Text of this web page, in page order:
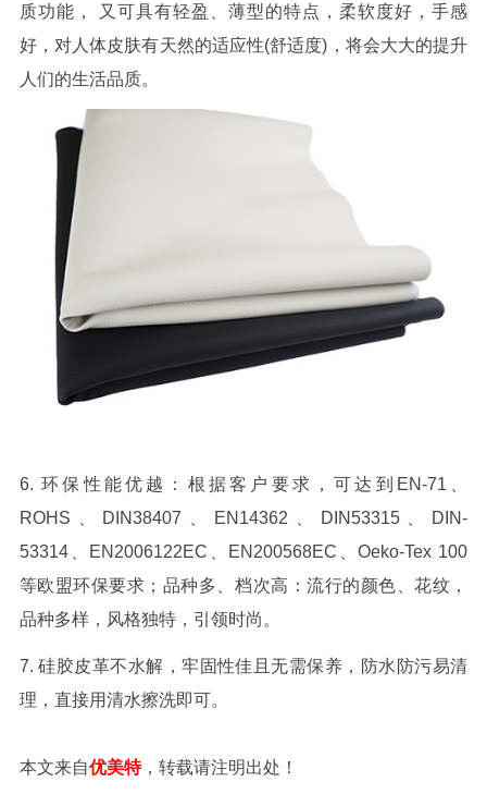
质功能， 又可具有轻盈、薄型的特点，柔软度好，手感
好，对人体皮肤有天然的适应性(舒适度)，将会大大的提升
人们的生活品质。
6. 环保性能优越：根据客户要求，可达到EN-71、
ROHS、DIN38407、EN14362、DIN53315、DIN-
53314、EN2006122EC、EN200568EC、Oeko-Tex 100
等欧盟环保要求；品种多、档次高：流行的颜色、花纹，
品种多样，风格独特，引领时尚。
7. 硅胶皮革不水解，牢固性佳且无需保养，防水防污易清
理，直接用清水擦洗即可。
本文来自优美特，转载请注明出处！